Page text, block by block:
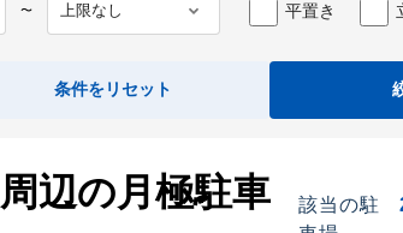
〜 平置き
条件をリセット
辺の月極駐車
該当の駐